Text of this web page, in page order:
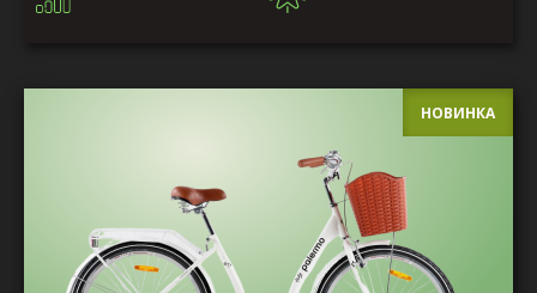
НОВИНКА